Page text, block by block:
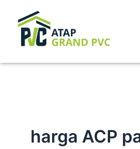
content
harga ACP